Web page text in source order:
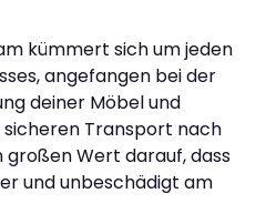
kümmert sich um jeden
angefangen bei der
deiner Möbel und
sicheren Transport nach
großen Wert darauf, dass
und unbeschädigt am